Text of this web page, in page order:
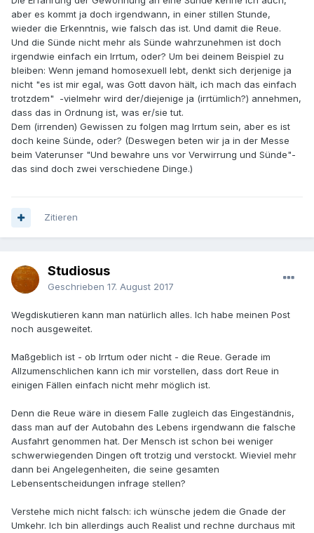
Die größe Gefahr ist immer, die Sünde lieben zu lernen,
sodass sie nicht mehr als Sünde wahrgenommen wird. Das
dürfte sehr häufig passieren. Der Homosexuelle, der seinen
Partner (auch körperlich) "liebt" wird diesen Zustand
schwerlich noch als Sünde wahrnehmen.
Saluti cordiali,
Studiosus.
aber es kommt ja doch irgendwann, in einer stillen Stunde,
wieder die Erkenntnis, wie falsch das ist. Und damit die Reue.
Und die Sünde nicht mehr als Sünde wahrzunehmen ist doch
irgendwie einfach ein Irrtum, oder? Um bei deinem Beispiel zu
bleiben: Wenn jemand homosexuell lebt, denkt sich derjenige ja
nicht "es ist mir egal, was Gott davon hält, ich mach das einfach
trotzdem" -vielmehr wird der/diejenige ja (irrtümlich?) annehmen,
dass das in Ordnung ist, was er/sie tut.
Dem (irrenden) Gewissen zu folgen mag Irrtum sein, aber es ist
doch keine Sünde, oder? (Deswegen beten wir ja in der Messe
beim Vaterunser "Und bewahre uns vor Verwirrung und Sünde"-
das sind doch zwei verschiedene Dinge.)
Zitieren
Studiosus
Geschrieben 17. August 2017
Wegdiskutieren kann man natürlich alles. Ich habe meinen Post
noch ausgeweitet.
Maßgeblich ist - ob Irrtum oder nicht - die Reue. Gerade im
Allzumenschlichen kann ich mir vorstellen, dass dort Reue in
einigen Fällen einfach nicht mehr möglich ist.
Denn die Reue wäre in diesem Falle zugleich das Eingeständnis,
dass man auf der Autobahn des Lebens irgendwann die falsche
Ausfahrt genommen hat. Der Mensch ist schon bei weniger
schwerwiegenden Dingen oft trotzig und verstockt. Wieviel mehr
dann bei Angelegenheiten, die seine gesamten
Lebensentscheidungen infrage stellen?
Verstehe mich nicht falsch: ich wünsche jedem die Gnade der
Umkehr. Ich bin allerdings auch Realist und rechne durchaus mit